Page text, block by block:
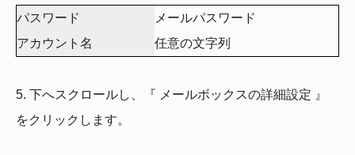
パスワード
メールパスワード
アカウント名
任意の文字列
5. 下へスクロールし、『 メールボックスの詳細設定 』
をクリックします。